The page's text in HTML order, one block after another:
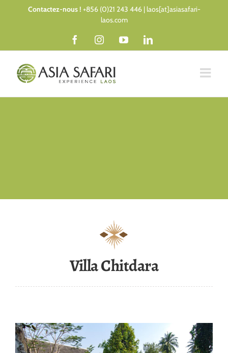
Contactez-nous ! +856 (0)21 243 446 | laos[at]asiasafari-
laos.com
FacebookInstagramYouTubeLinkedIn
Villa Chitdara